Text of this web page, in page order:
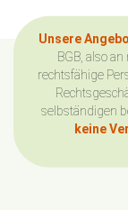
Unsere
BGB, also
rechtsfähige
selbständigen
keine